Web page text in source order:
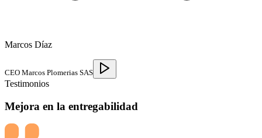
Marcos Díaz
CEO Marcos Plomerias SAS
Testimonios
Mejora en la entregabilidad